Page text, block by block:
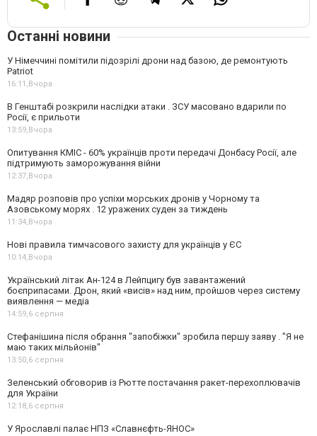
Останні новини
У Німеччині помітили підозрілі дрони над базою, де ремонтують
Patriot
16:11,Вчора
В Генштабі розкрили наслідки атаки . ЗСУ масовано вдарили по
Росії, є прильоти
13:59,Вчора
Опитування КМІС - 60% українців проти передачі Донбасу Росії, але
підтримують заморожування війни
12:37,Вчора
Мадяр розповів про успіхи морських дронів у Чорному та
Азовському морях . 12 уражених суден за тиждень
11:34,Вчора
Нові правила тимчасового захисту для українців у ЄС
10:14,Вчора
Український літак Ан-124 в Лейпцигу був завантажений
боєприпасами. Дрон, який «висів» над ним, пройшов через систему
виявлення — медіа
14:59,6 серпня
Стефанішина після обрання "запобіжки" зробила першу заяву . "Я не
маю таких мільйонів"
13:50,6 серпня
Зеленський обговорив із Рютте постачання ракет-перехоплювачів
для України
12:18,6 серпня
У Ярославлі палає НПЗ «Славнєфть-ЯНОС»